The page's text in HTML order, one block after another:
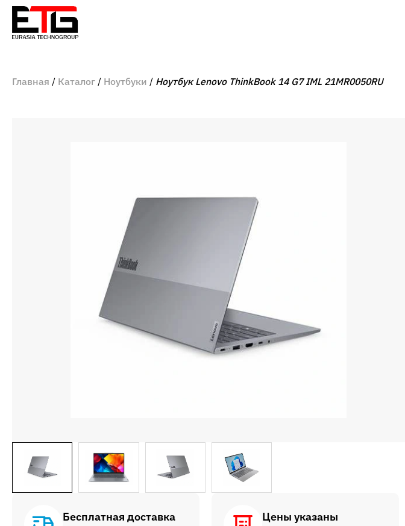
Главная Каталог Ноутбуки Ноутбук Lenovo ThinkBook 14 G7 IML 21MR0050RU
Бесплатная доставка
Цены указаны